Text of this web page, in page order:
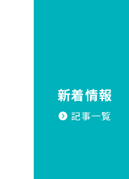
新着情報
記事一覧